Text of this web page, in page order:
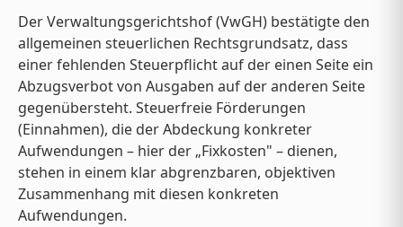
Der Verwaltungsgerichtshof (VwGH) bestätigte den
allgemeinen steuerlichen Rechtsgrundsatz, dass
einer fehlenden Steuerpflicht auf der einen Seite ein
Abzugsverbot von Ausgaben auf der anderen Seite
gegenübersteht. Steuerfreie Förderungen
(Einnahmen), die der Abdeckung konkreter
Aufwendungen – hier der „Fixkosten" – dienen,
stehen in einem klar abgrenzbaren, objektiven
Zusammenhang mit diesen konkreten
Aufwendungen.